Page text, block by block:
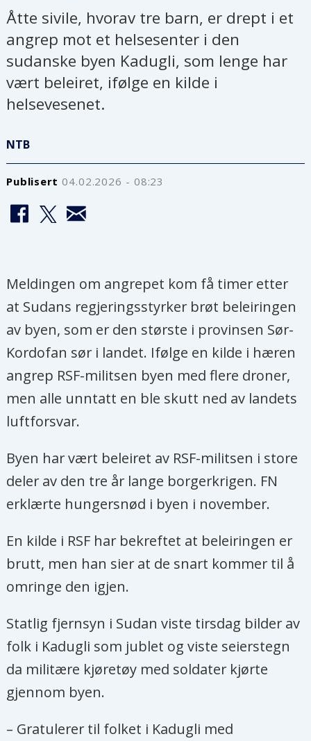
Åtte sivile, hvorav tre barn, er drept i et
angrep mot et helsesenter i den
sudanske byen Kadugli, som lenge har
vært beleiret, ifølge en kilde i
helsevesenet.
NTB
Publisert 04.02.2026 - 08:23
Meldingen om angrepet kom få timer etter
at Sudans regjeringsstyrker brøt beleiringen
av byen, som er den største i provinsen Sør-
Kordofan sør i landet. Ifølge en kilde i hæren
angrep RSF-militsen byen med flere droner,
men alle unntatt en ble skutt ned av landets
luftforsvar.
Byen har vært beleiret av RSF-militsen i store
deler av den tre år lange borgerkrigen. FN
erklærte hungersnød i byen i november.
En kilde i RSF har bekreftet at beleiringen er
brutt, men han sier at de snart kommer til å
omringe den igjen.
Statlig fjernsyn i Sudan viste tirsdag bilder av
folk i Kadugli som jublet og viste seierstegn
da militære kjøretøy med soldater kjørte
gjennom byen.
– Gratulerer til folket i Kadugli med